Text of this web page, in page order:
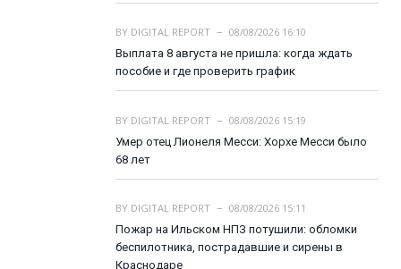
BY DIGITAL REPORT
08/08/2026 16:10
Выплата 8 августа не пришла: когда ждать
пособие и где проверить график
BY DIGITAL REPORT
08/08/2026 15:19
Умер отец Лионеля Месси: Хорхе Месси было
68 лет
BY DIGITAL REPORT
08/08/2026 15:11
Пожар на Ильском НПЗ потушили: обломки
беспилотника, пострадавшие и сирены в
Краснодаре